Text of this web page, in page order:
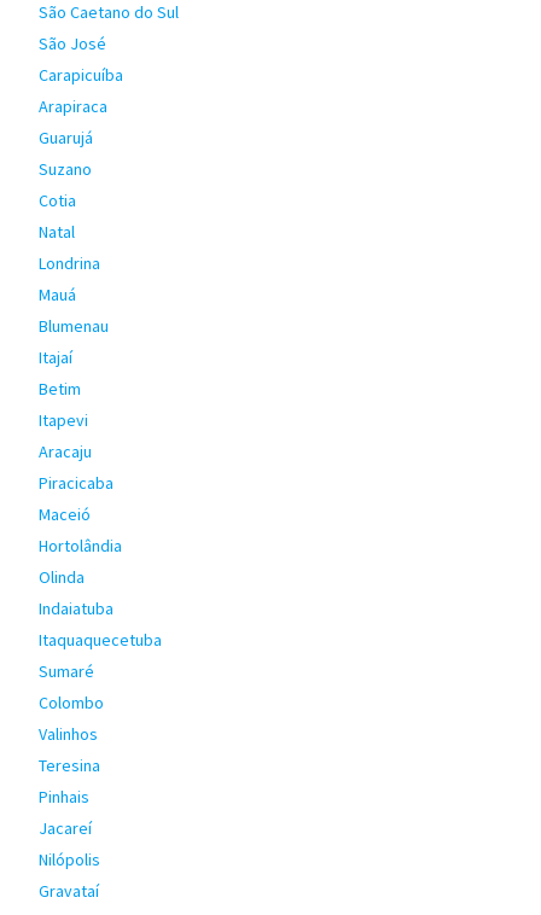
São Caetano do Sul
São José
Carapicuíba
Arapiraca
Guarujá
Suzano
Cotia
Natal
Londrina
Mauá
Blumenau
Itajaí
Betim
Itapevi
Aracaju
Piracicaba
Maceió
Hortolândia
Olinda
Indaiatuba
Itaquaquecetuba
Sumaré
Colombo
Valinhos
Teresina
Pinhais
Jacareí
Nilópolis
Gravataí